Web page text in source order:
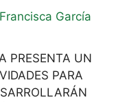
Francisca García
PRESENTA UN
PARA